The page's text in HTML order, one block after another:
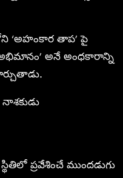
‘అహంకార తాప’ పై
అనే అంధకారాన్ని
ప్రవేశించే ముందడుగు